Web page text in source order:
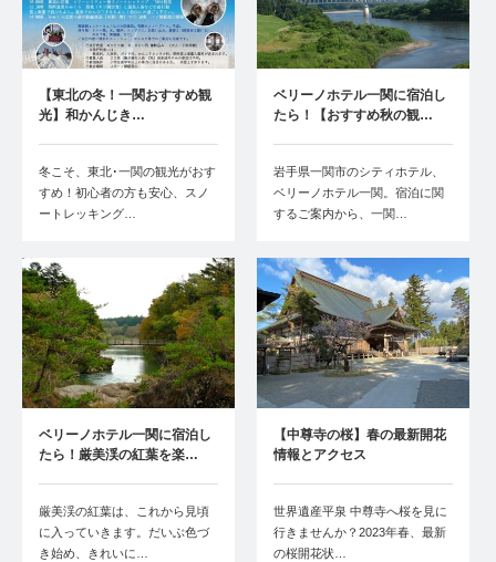
【東北の冬！一関おすすめ観
光】和かんじき…
冬こそ、東北･一関の観光がおす
すめ！初心者の方も安心、スノ
ートレッキング…
ベリーノホテル一関に宿泊し
たら！【おすすめ秋の観…
岩手県一関市のシティホテル、
ベリーノホテル一関。宿泊に関
するご案内から、一関…
ベリーノホテル一関に宿泊し
たら！厳美渓の紅葉を楽…
厳美渓の紅葉は、これから見頃
に入っていきます。だいぶ色づ
き始め、きれいに…
【中尊寺の桜】春の最新開花
情報とアクセス
世界遺産平泉 中尊寺へ桜を見に
行きませんか？2023年春、最新
の桜開花状…